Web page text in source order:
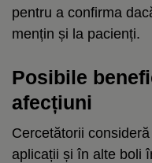
pentru a confirma
mențin și la pacienți.
Posibile
afecțiuni
Cercetătorii
aplicații și în alte boli